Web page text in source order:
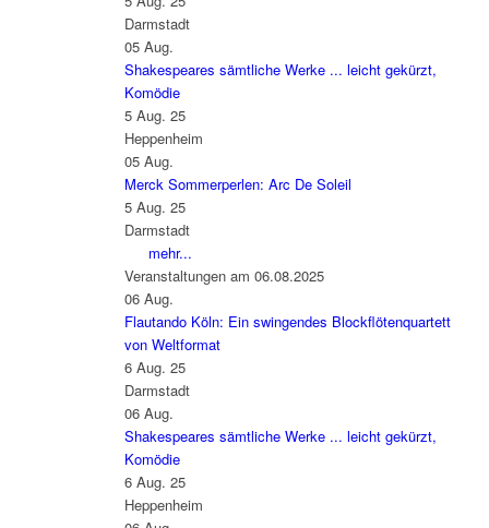
Darmstadt
05 Aug.
Shakespeares sämtliche Werke ... leicht gekürzt,
Komödie
5 Aug. 25
Heppenheim
05 Aug.
Merck Sommerperlen: Arc De Soleil
5 Aug. 25
Darmstadt
mehr...
Veranstaltungen am 06.08.2025
06 Aug.
Flautando Köln: Ein swingendes Blockflötenquartett
von Weltformat
6 Aug. 25
Darmstadt
06 Aug.
Shakespeares sämtliche Werke ... leicht gekürzt,
Komödie
6 Aug. 25
Heppenheim